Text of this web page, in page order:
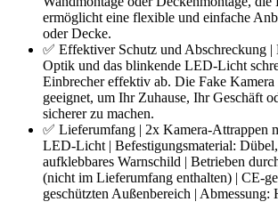
ermöglicht eine flexible und einfache
oder Decke.
✅ Effektiver Schutz und Abschreckung |
Optik und das blinkende LED-Licht
Einbrecher effektiv ab. Die Fake
geeignet, um Ihr Zuhause, Ihr Geschäft
sicherer zu machen.
✅ Lieferumfang | 2x Kamera-Attrappen
LED-Licht | Befestigungsmaterial:
aufklebbares Warnschild | Betrieben
(nicht im Lieferumfang enthalten) | CE-
geschützten Außenbereich |